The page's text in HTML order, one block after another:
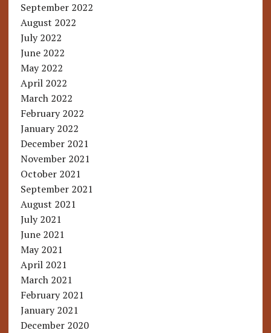
September 2022
August 2022
July 2022
June 2022
May 2022
April 2022
March 2022
February 2022
January 2022
December 2021
November 2021
October 2021
September 2021
August 2021
July 2021
June 2021
May 2021
April 2021
March 2021
February 2021
January 2021
December 2020